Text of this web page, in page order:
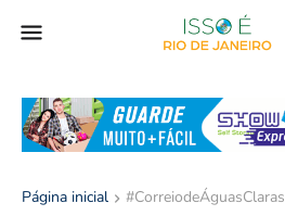
Página inicial #CorreiodeÁguasClaras